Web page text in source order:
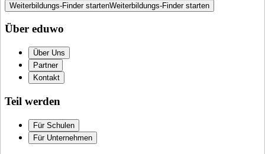
Weiterbildungs-Finder startenWeiterbildungs-Finder starten
Über eduwo
Über Uns
Partner
Kontakt
Teil werden
Für Schulen
Für Unternehmen